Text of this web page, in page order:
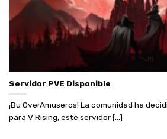
Servidor PVE Disponible
¡Bu OverAmuseros! La comunidad ha
para V Rising, este servidor [...]